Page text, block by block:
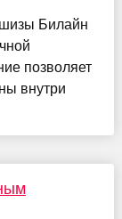
Билайн
позволяет
внутри